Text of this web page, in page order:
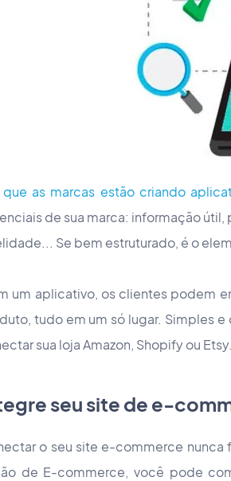
que as marcas estão criando
de sua marca: informação
Se bem estruturado, é o
um aplicativo, os clientes podem
tudo em um só lugar. Simples
sua loja Amazon, Shopify ou Etsy.
seu site de e-
o seu site e-commerce nunca
de E-commerce, você pode